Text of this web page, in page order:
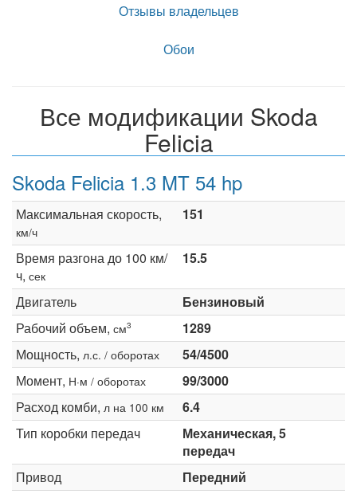
Отзывы владельцев
Обои
Все модификации Skoda
Felicia
Skoda Felicia 1.3 MT 54 hp
Максимальная скорость,
км/ч
151
Время разгона до 100 км/
ч, сек
15.5
Двигатель
Бензиновый
Рабочий объем, см3
1289
Мощность, л.с. / оборотах
54/4500
Момент, Н·м / оборотах
99/3000
Расход комби, л на 100 км
6.4
Тип коробки передач
Механическая, 5
передач
Привод
Передний